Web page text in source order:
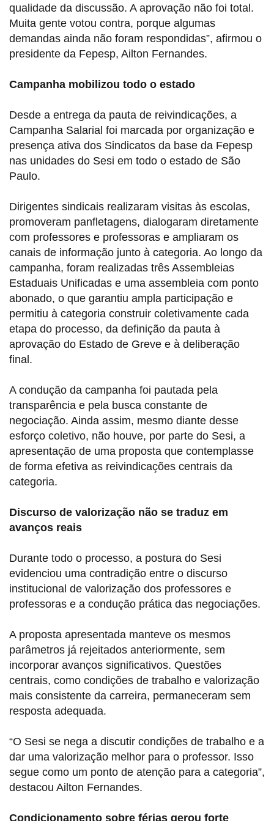
qualidade da discussão. A aprovação não foi total.
Muita gente votou contra, porque algumas
demandas ainda não foram respondidas”, afirmou o
presidente da Fepesp, Ailton Fernandes.
Campanha mobilizou todo o estado
Desde a entrega da pauta de reivindicações, a
Campanha Salarial foi marcada por organização e
presença ativa dos Sindicatos da base da Fepesp
nas unidades do Sesi em todo o estado de São
Paulo.
Dirigentes sindicais realizaram visitas às escolas,
promoveram panfletagens, dialogaram diretamente
com professores e professoras e ampliaram os
canais de informação junto à categoria. Ao longo da
campanha, foram realizadas três Assembleias
Estaduais Unificadas e uma assembleia com ponto
abonado, o que garantiu ampla participação e
permitiu à categoria construir coletivamente cada
etapa do processo, da definição da pauta à
aprovação do Estado de Greve e à deliberação
final.
A condução da campanha foi pautada pela
transparência e pela busca constante de
negociação. Ainda assim, mesmo diante desse
esforço coletivo, não houve, por parte do Sesi, a
apresentação de uma proposta que contemplasse
de forma efetiva as reivindicações centrais da
categoria.
Discurso de valorização não se traduz em
avanços reais
Durante todo o processo, a postura do Sesi
evidenciou uma contradição entre o discurso
institucional de valorização dos professores e
professoras e a condução prática das negociações.
A proposta apresentada manteve os mesmos
parâmetros já rejeitados anteriormente, sem
incorporar avanços significativos. Questões
centrais, como condições de trabalho e valorização
mais consistente da carreira, permaneceram sem
resposta adequada.
“O Sesi se nega a discutir condições de trabalho e a
dar uma valorização melhor para o professor. Isso
segue como um ponto de atenção para a categoria”,
destacou Ailton Fernandes.
Condicionamento sobre férias gerou forte